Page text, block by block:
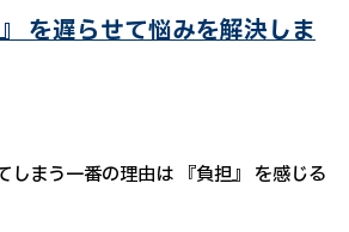
を遅らせて悩みを解決しま
しまう一番の理由は 『負担』 を感じる